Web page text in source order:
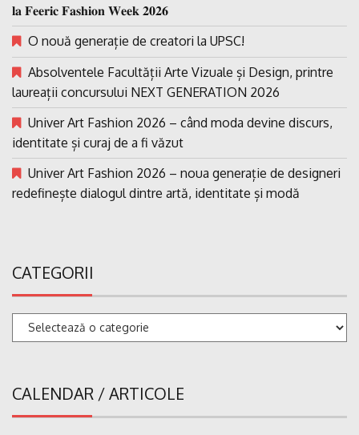
𝐥𝐚 𝐅𝐞𝐞𝐫𝐢𝐜 𝐅𝐚𝐬𝐡𝐢𝐨𝐧 𝐖𝐞𝐞𝐤 𝟐𝟎𝟐𝟔
O nouă generație de creatori la UPSC!
Absolventele Facultății Arte Vizuale și Design, printre
laureații concursului NEXT GENERATION 2026
Univer Art Fashion 2026 – când moda devine discurs,
identitate și curaj de a fi văzut
Univer Art Fashion 2026 – noua generație de designeri
redefinește dialogul dintre artă, identitate și modă
CATEGORII
Categorii
CALENDAR / ARTICOLE